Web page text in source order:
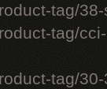
tag/
tag/
tag/